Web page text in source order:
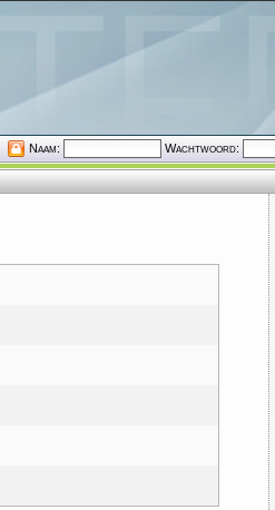
Naam: Wachtwoord: